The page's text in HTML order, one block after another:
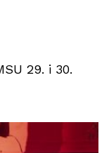
29. i 30.